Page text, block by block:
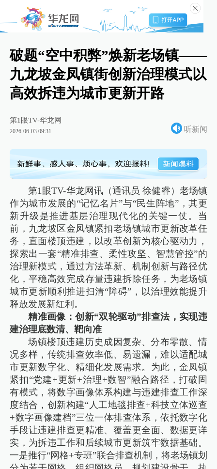
破题“空中积弊”焕新老场镇——
九龙坡金凤镇街创新治理模式以
高效拆违为城市更新开路
第1眼TV-华龙网
2026-06-03 09:31 听新闻
第1眼TV-华龙网讯（通讯员 徐健睿）老场镇
作为城市发展的“记忆名片”与“民生阵地”，其更
新升级是推进基层治理现代化的关键一仗。当
前，九龙坡区金凤镇紧扣老场镇城市更新改革任
务，直面楼顶违建，以改革创新为核心驱动力，
探索出一套“精准排查、柔性攻坚、智慧管控”的
治理新模式，通过方法革新、机制创新与路径优
化，平稳高效完成存量违建拆除任务，为老场镇
城市更新顺利推进扫清“障碍”，以治理效能提升
释放发展新红利。
精准画像：创新“双轮驱动”排查法，实现违
建治理底数清、靶向准
场镇楼顶违建历史成因复杂、分布零散、情
况多样，传统排查效率低、易遗漏，难以适配城
市更新数字化、精细化发展需求。为此，金凤镇
紧扣“党建+更新+治理+数智”融合路径，打破固
有模式，将数字画像体系构建与违建排查工作深
度结合，创新构建“人工地毯排查+科技立体巡查
+数字画像建档”三位一体排查体系，依托数字化
手段让违建排查更精准、覆盖更全面、数据更详
实，为拆违工作和后续城市更新筑牢数据基础。
一是推行“网格+专班”联合排查机制，将老场镇划